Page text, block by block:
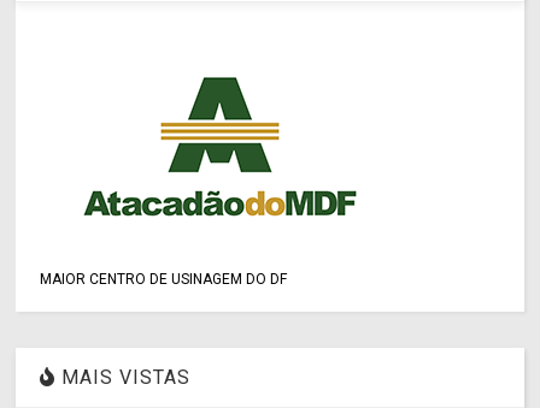
MAIOR CENTRO DE USINAGEM DO DF
MAIS VISTAS